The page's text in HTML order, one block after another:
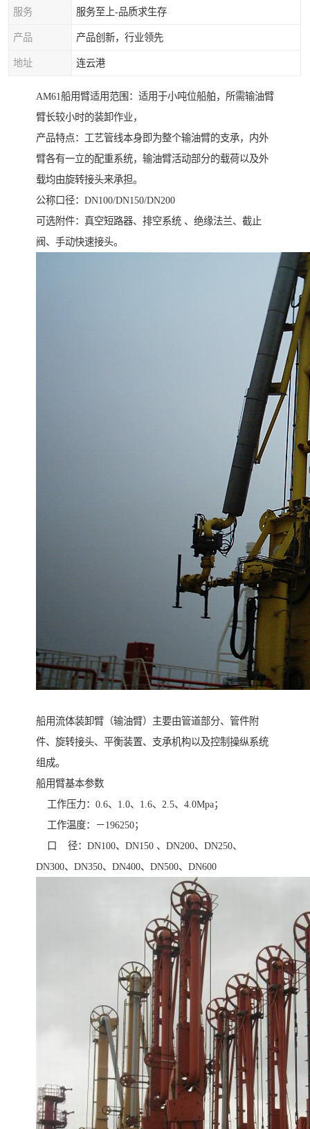
服务 服务至上-品质求生存
产品 产品创新，行业领先
地址 连云港
AM61船用臂适用范围：适用于小吨位船舶，所需输油臂
臂长较小时的装卸作业，
产品特点：工艺管线本身即为整个输油臂的支承，内外
臂各有一立的配重系统，输油臂活动部分的载荷以及外
载均由旋转接头来承担。
公称口径：DN100/DN150/DN200
可选附件：真空短路器、排空系统 、绝缘法兰、截止
阀、手动快速接头。
船用流体装卸臂（输油臂）主要由管道部分、管件附
件、旋转接头、平衡装置、支承机构以及控制操纵系统
组成。
船用臂基本参数
工作压力：0.6、1.0、1.6、2.5、4.0Mpa；
工作温度：－196250；
口 径：DN100、DN150 、DN200、DN250、
DN300、DN350、DN400、DN500、DN600